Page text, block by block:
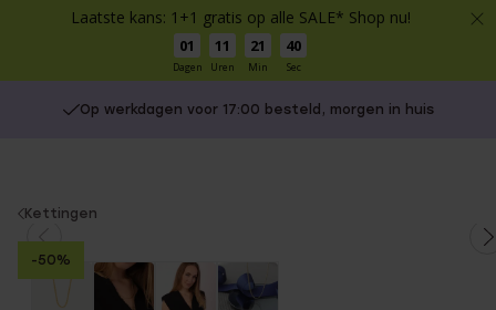
Laatste kans: 1+1 gratis op alle SALE* Shop nu!
01
Dagen
11
Uren
21
Min
40
Sec
Op werkdagen voor 17:00 besteld, morgen in huis
You
are
here:
Kettingen
-50%